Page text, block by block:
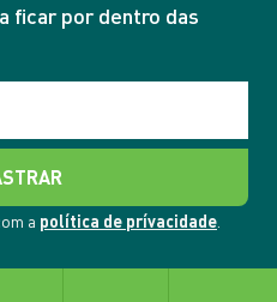
ficar por dentro das
a política de prívacidade